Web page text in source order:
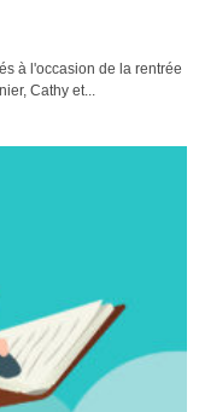
à l'occasion de la rentrée
Cathy et...